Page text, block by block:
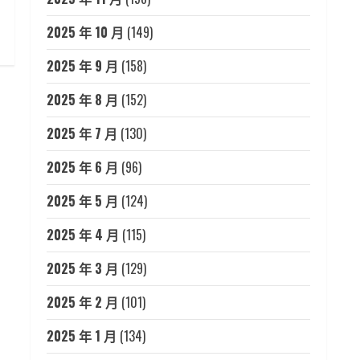
2025 年 10 月 (149)
2025 年 9 月 (158)
2025 年 8 月 (152)
2025 年 7 月 (130)
2025 年 6 月 (96)
2025 年 5 月 (124)
2025 年 4 月 (115)
2025 年 3 月 (129)
2025 年 2 月 (101)
2025 年 1 月 (134)